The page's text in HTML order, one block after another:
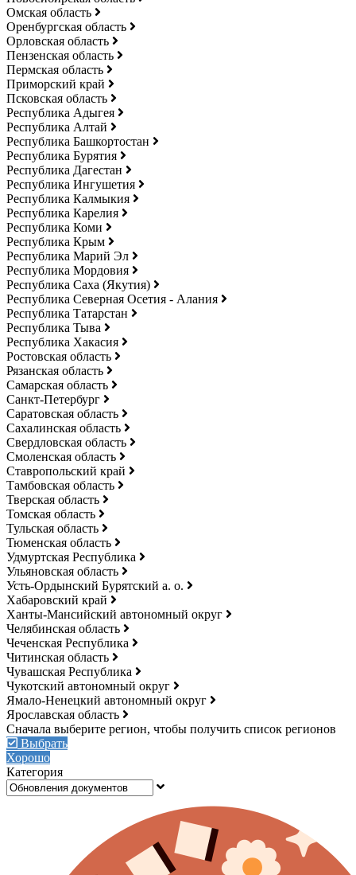
Омская область
Оренбургская область
Орловская область
Пензенская область
Пермская область
Приморский край
Псковская область
Республика Адыгея
Республика Алтай
Республика Башкортостан
Республика Бурятия
Республика Дагестан
Республика Ингушетия
Республика Калмыкия
Республика Карелия
Республика Коми
Республика Крым
Республика Марий Эл
Республика Мордовия
Республика Саха (Якутия)
Республика Северная Осетия - Алания
Республика Татарстан
Республика Тыва
Республика Хакасия
Ростовская область
Рязанская область
Самарская область
Санкт-Петербург
Саратовская область
Сахалинская область
Свердловская область
Смоленская область
Ставропольский край
Тамбовская область
Тверская область
Томская область
Тульская область
Тюменская область
Удмуртская Республика
Ульяновская область
Усть-Ордынский Бурятский а. о.
Хабаровский край
Ханты-Мансийский автономный округ
Челябинская область
Чеченская Республика
Читинская область
Чувашская Республика
Чукотский автономный округ
Ямало-Ненецкий автономный округ
Ярославская область
Выбрать
Хорошо
Категория